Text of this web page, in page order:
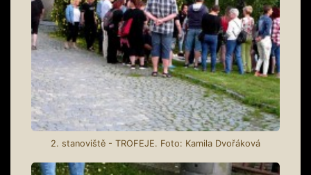
2. stanoviště - TROFEJE. Foto: Kamila Dvořáková